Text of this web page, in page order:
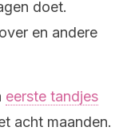
doet.
en andere
eerste tandjes
acht maanden.